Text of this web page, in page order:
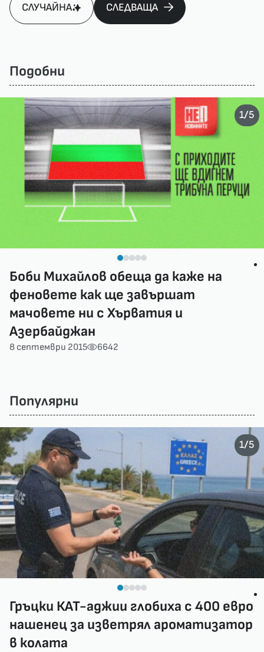
СЛУЧАЙНА СЛЕДВАЩА
Подобни
Боби Михайлов обеща да каже на
феновете как ще завършат
мачовете ни с Хърватия и
Азербайджан
8 септември 2015 6642
1/5
Популярни
Гръцки КАТ-аджии глобиха с 400 евро
нашенец за изветрял ароматизатор
в колата
1/5